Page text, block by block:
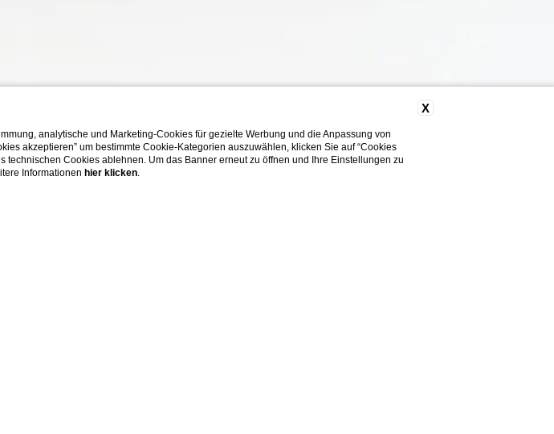
X
analytische und Marketing-Cookies für gezielte Werbung und die Anpassung von
akzeptieren” um bestimmte Cookie-Kategorien auszuwählen, klicken Sie auf “Cookies
Cookies ablehnen. Um das Banner erneut zu öffnen und Ihre Einstellungen zu
Informationen hier klicken.